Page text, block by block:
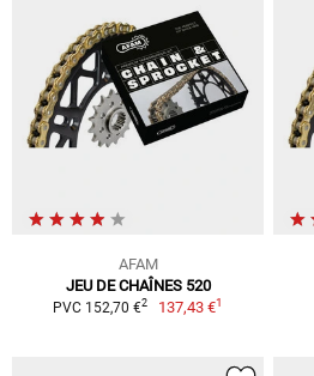
AFAM
JEU DE CHAÎNES 520
PVC 152,70 €2 137,43 €1